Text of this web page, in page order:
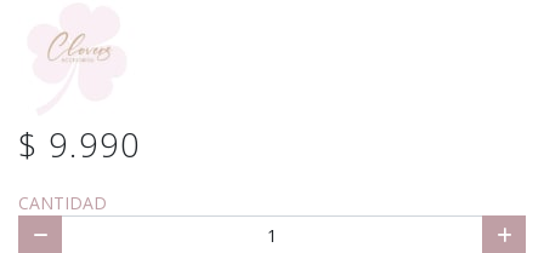
$ 9.990
CANTIDAD